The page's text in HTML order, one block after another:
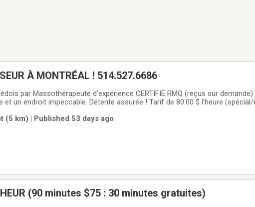
MEILLEUR MASSEUR À MONTRÉAL ! 514.527.6686
par Massothérapeute d'expérience CERTIFIÉ RMQ (reçus sur demande)
et un endroit impeccable. Détente assurée ! Tarif de 80.00 $ l'heure
(5 km) | Published 53 days ago
(90 minutes $75 : 30 minutes gratuites)